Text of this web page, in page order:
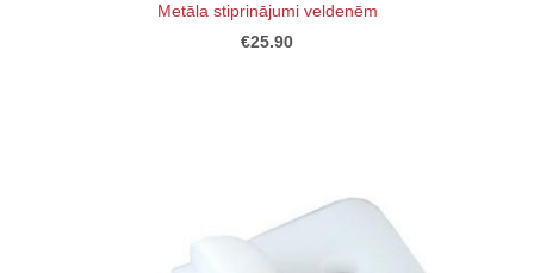
Metāla stiprinājumi veldenēm
€25.90